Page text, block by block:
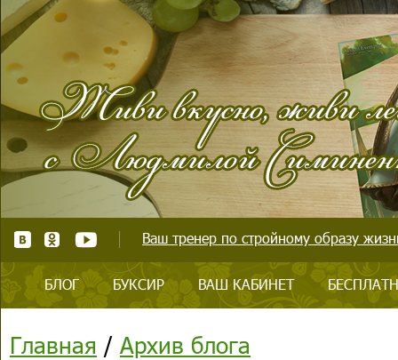
Ваш тренер по стройному образу
БЛОГ БУКСИР ВАШ КАБИНЕТ
Главная / Архив блога